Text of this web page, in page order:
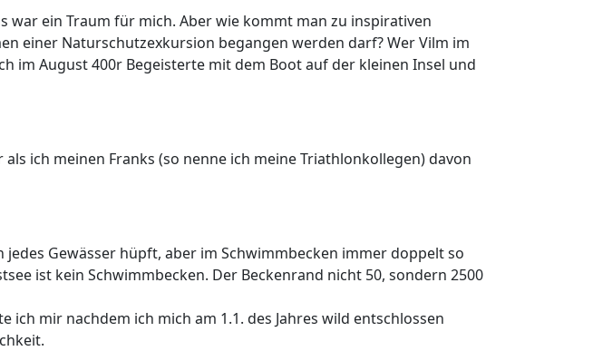
war ein Traum für mich. Aber wie kommt man zu inspirativen
einer Naturschutzexkursion begangen werden darf? Wer Vilm im
im August 400r Begeisterte mit dem Boot auf der kleinen Insel und
ich meinen Franks (so nenne ich meine Triathlonkollegen) davon
Gewässer hüpft, aber im Schwimmbecken immer doppelt so
ist kein Schwimmbecken. Der Beckenrand nicht 50, sondern 2500
mir nachdem ich mich am 1.1. des Jahres wild entschlossen